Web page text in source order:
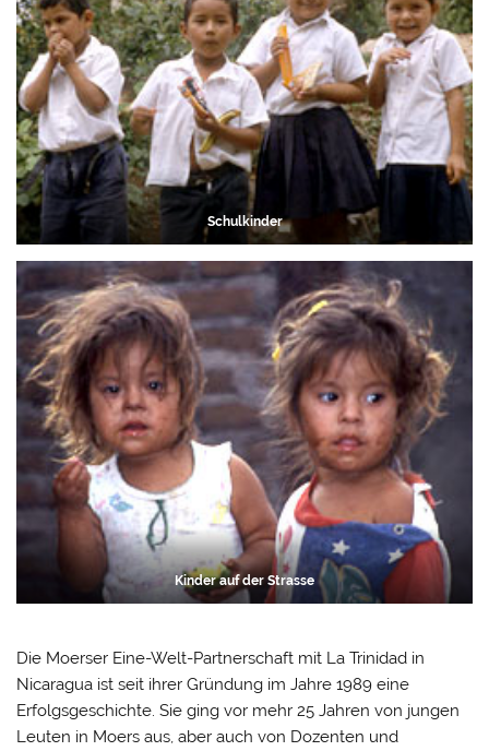
Schulkinder
Kinder auf der Strasse
Die Moerser Eine-Welt-Partnerschaft mit La Trinidad in
Nicaragua ist seit ihrer Gründung im Jahre 1989 eine
Erfolgsgeschichte. Sie ging vor mehr 25 Jahren von jungen
Leuten in Moers aus, aber auch von Dozenten und